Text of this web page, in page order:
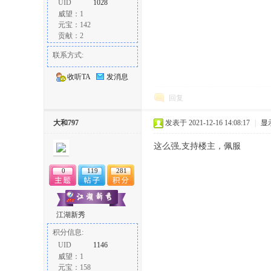
UID
1028
威望：1
元宝：142
贡献：2
联系方式:
收听TA 发消息
回复
大和797
0 119 281
江湖新秀
积分信息:
UID
1146
威望：1
元宝：158
发表于 2021-12-16 14:08:17 显
这么强,支持楼主，佩服